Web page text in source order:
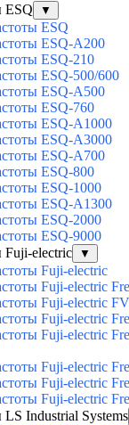
ESQ ▼
ESQ
ESQ-A200
ESQ-210
ESQ-500/600
ESQ-A500
ESQ-760
ESQ-A1000
ESQ-A3000
ESQ-A700
ESQ-800
ESQ-1000
ESQ-A1300
ESQ-2000
ESQ-9000
Fuji-electric
▼
Fuji-electric
Fuji-electric
Fuji-electric
Fuji-electric
Fuji-electric
Fuji-electric
Fuji-electric
Fuji-electric
LS Industrial Systems